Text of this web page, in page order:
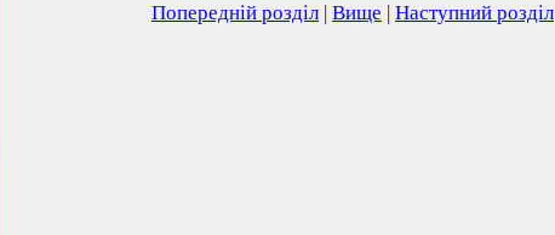
Попередній розділ | Вище | Наступний розділ